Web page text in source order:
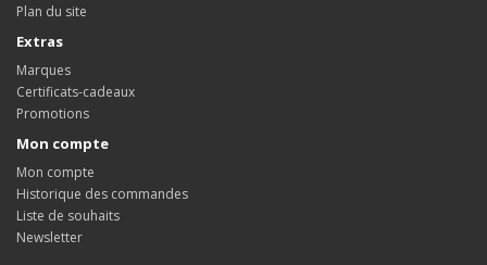
Plan du site
Extras
Marques
Certificats-cadeaux
Promotions
Mon compte
Mon compte
Historique des commandes
Liste de souhaits
Newsletter